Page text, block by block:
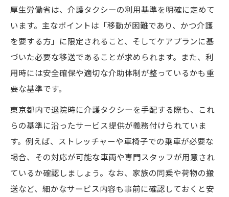
厚生労働省は、介護タクシーの利用基準を明確に定めて
います。主なポイントは「移動が困難であり、かつ介護
を要する方」に限定されること、そしてケアプランに基
づいた必要な移送であることが求められます。また、利
用時には安全確保や適切な介助体制が整っているかも重
要な基準です。
東京都内で退院時に介護タクシーを手配する際も、これ
らの基準に沿ったサービス提供が義務付けられていま
す。例えば、ストレッチャーや車椅子での乗車が必要な
場合、その対応が可能な車両や専門スタッフが用意され
ているか確認しましょう。なお、家族の同乗や荷物の搬
送など、細かなサービス内容も事前に確認しておくと安